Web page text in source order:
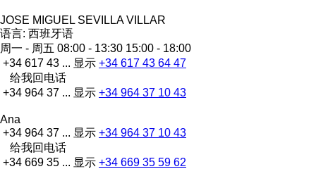
JOSE MIGUEL SEVILLA VILLAR
语言: 西班牙语
周一 - 周五 08:00 - 13:30 15:00 - 18:00
+34 617 43 ... 显示 +34 617 43 64 47
给我回电话
+34 964 37 ... 显示 +34 964 37 10 43
Ana
+34 964 37 ... 显示 +34 964 37 10 43
给我回电话
+34 669 35 ... 显示 +34 669 35 59 62